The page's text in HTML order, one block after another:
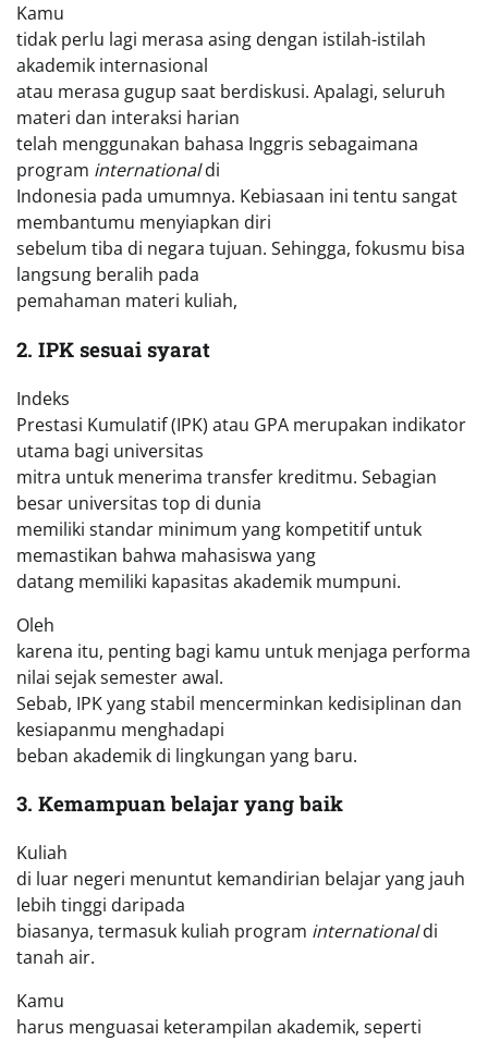
Kamu
tidak perlu lagi merasa asing dengan istilah-istilah
akademik internasional
atau merasa gugup saat berdiskusi. Apalagi, seluruh
materi dan interaksi harian
telah menggunakan bahasa Inggris sebagaimana
program internationaldi
Indonesia pada umumnya. Kebiasaan ini tentu sangat
membantumu menyiapkan diri
sebelum tiba di negara tujuan. Sehingga, fokusmu bisa
langsung beralih pada
pemahaman materi kuliah,
2. IPK sesuai syarat
Indeks
Prestasi Kumulatif (IPK) atau GPA merupakan indikator
utama bagi universitas
mitra untuk menerima transfer kreditmu. Sebagian
besar universitas top di dunia
memiliki standar minimum yang kompetitif untuk
memastikan bahwa mahasiswa yang
datang memiliki kapasitas akademik mumpuni.
Oleh
karena itu, penting bagi kamu untuk menjaga performa
nilai sejak semester awal.
Sebab, IPK yang stabil mencerminkan kedisiplinan dan
kesiapanmu menghadapi
beban akademik di lingkungan yang baru.
3. Kemampuan belajar yang baik
Kuliah
di luar negeri menuntut kemandirian belajar yang jauh
lebih tinggi daripada
biasanya, termasuk kuliah program internationaldi
tanah air.
Kamu
harus menguasai keterampilan akademik, seperti